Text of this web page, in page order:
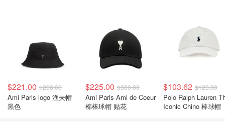
$221.00 $298.00
Ami Paris logo 渔夫帽
黑色
$225.00 $380.00
Ami Paris Ami de Coeur
棉棒球帽 贴花
$103.62 $129.30
Polo Ralph Lauren
Iconic Chino 棒球帽